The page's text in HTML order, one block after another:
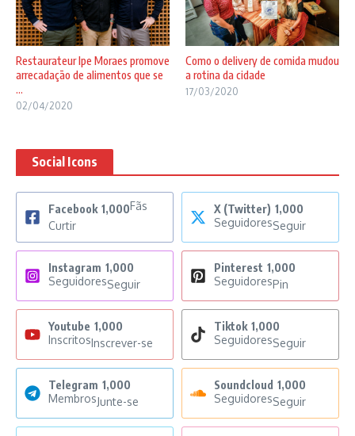
Restaurateur Ipe Moraes promove
arrecadação de alimentos que se
...
02/04/2020
Como o delivery de comida mudou
a rotina da cidade
17/03/2020
Social Icons
Facebook 1,000Fãs
Curtir
X (Twitter) 1,000
SeguidoresSeguir
Instagram 1,000
SeguidoresSeguir
Pinterest 1,000
SeguidoresPin
Youtube 1,000
InscritosInscrever-se
Tiktok 1,000
SeguidoresSeguir
Telegram 1,000
MembrosJunte-se
Soundcloud 1,000
SeguidoresSeguir